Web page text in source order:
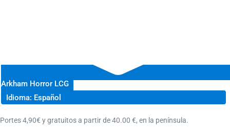
Arkham Horror LCG
Idioma: Español
Portes 4,90€ y gratuitos a partir de 40.00 €, en la península.